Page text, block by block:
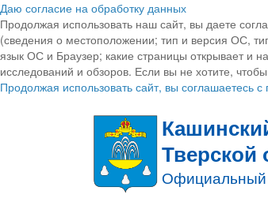
Даю согласие на обработку данных
Продолжая использовать наш сайт, вы даете
(сведения о местоположении; тип и версия ОС,
язык ОС и Браузер; какие страницы открывает и
исследований и обзоров. Если вы не хотите,
Продолжая использовать сайт, вы соглашаетесь